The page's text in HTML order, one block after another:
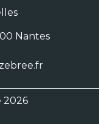
Nantes
2026